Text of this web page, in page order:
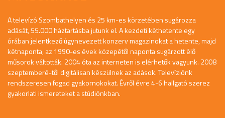
A televízó Szombathelyen és 25 km-es körzetében sugározza
adását, 55.000 háztartásba jutunk el. A kezdeti kéthetente egy
órában jelentkező úgynevezett konzerv magazinokat a hetente, majd
kétnaponta, az 1990-es évek közepétől naponta sugárzott élő
műsorok váltották. 2004 óta az interneten is elérhetők vagyunk. 2008
szeptemberé-től digitálisan készülnek az adások. Televíziónk
rendszeresen fogad gyakornokokat. Évről évre 4-6 hallgató szerez
gyakorlati ismereteket a stúdiónkban.